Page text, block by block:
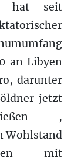
hat seit
an Libyen
darunter
jetzt
–,
Wohlstand
mit